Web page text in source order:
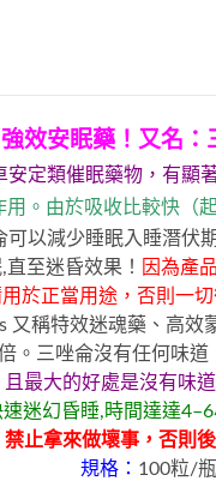
強效安眠藥！又名：
定類催眠藥物，有顯
。由於吸收比較快（
以減少睡眠入睡潛
至迷昏效果！
因為產
於正當用途，否則一
又稱特效迷魂藥、高效
。三唑侖沒有任何味
最大的好處是沒有味
迷幻昏睡,時間達達
禁止拿來做壞事，否則
規格： 100粒/瓶